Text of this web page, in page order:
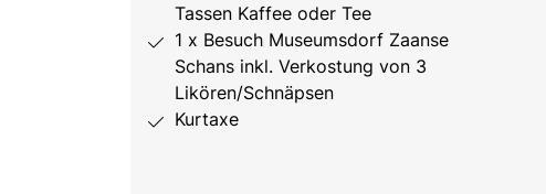
Tassen Kaffee oder Tee
1 x Besuch Museumsdorf Zaanse
Schans inkl. Verkostung von 3
Likören/Schnäpsen
Kurtaxe